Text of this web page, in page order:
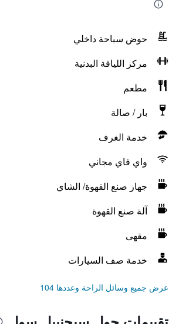
حوض سباحة داخلي
مركز اللياقة البدنية
مطعم
بار / صالة
خدمة الغرف
واي فاي مجاني
جهاز صنع القهوة/ الشاي
آلة صنع القهوة
مقهى
خدمة صف السيارات
عرض جميع وسائل الراحة وعددها 104